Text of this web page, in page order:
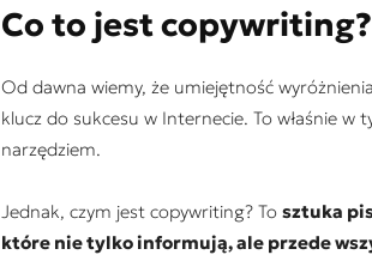
Co to jest copywriting?
Od dawna wiemy, że umiejętność
klucz do sukcesu w Internecie. To właśnie
narzędziem.
Jednak, czym jest copywriting? To sztuka
które nie tylko informują, ale przede